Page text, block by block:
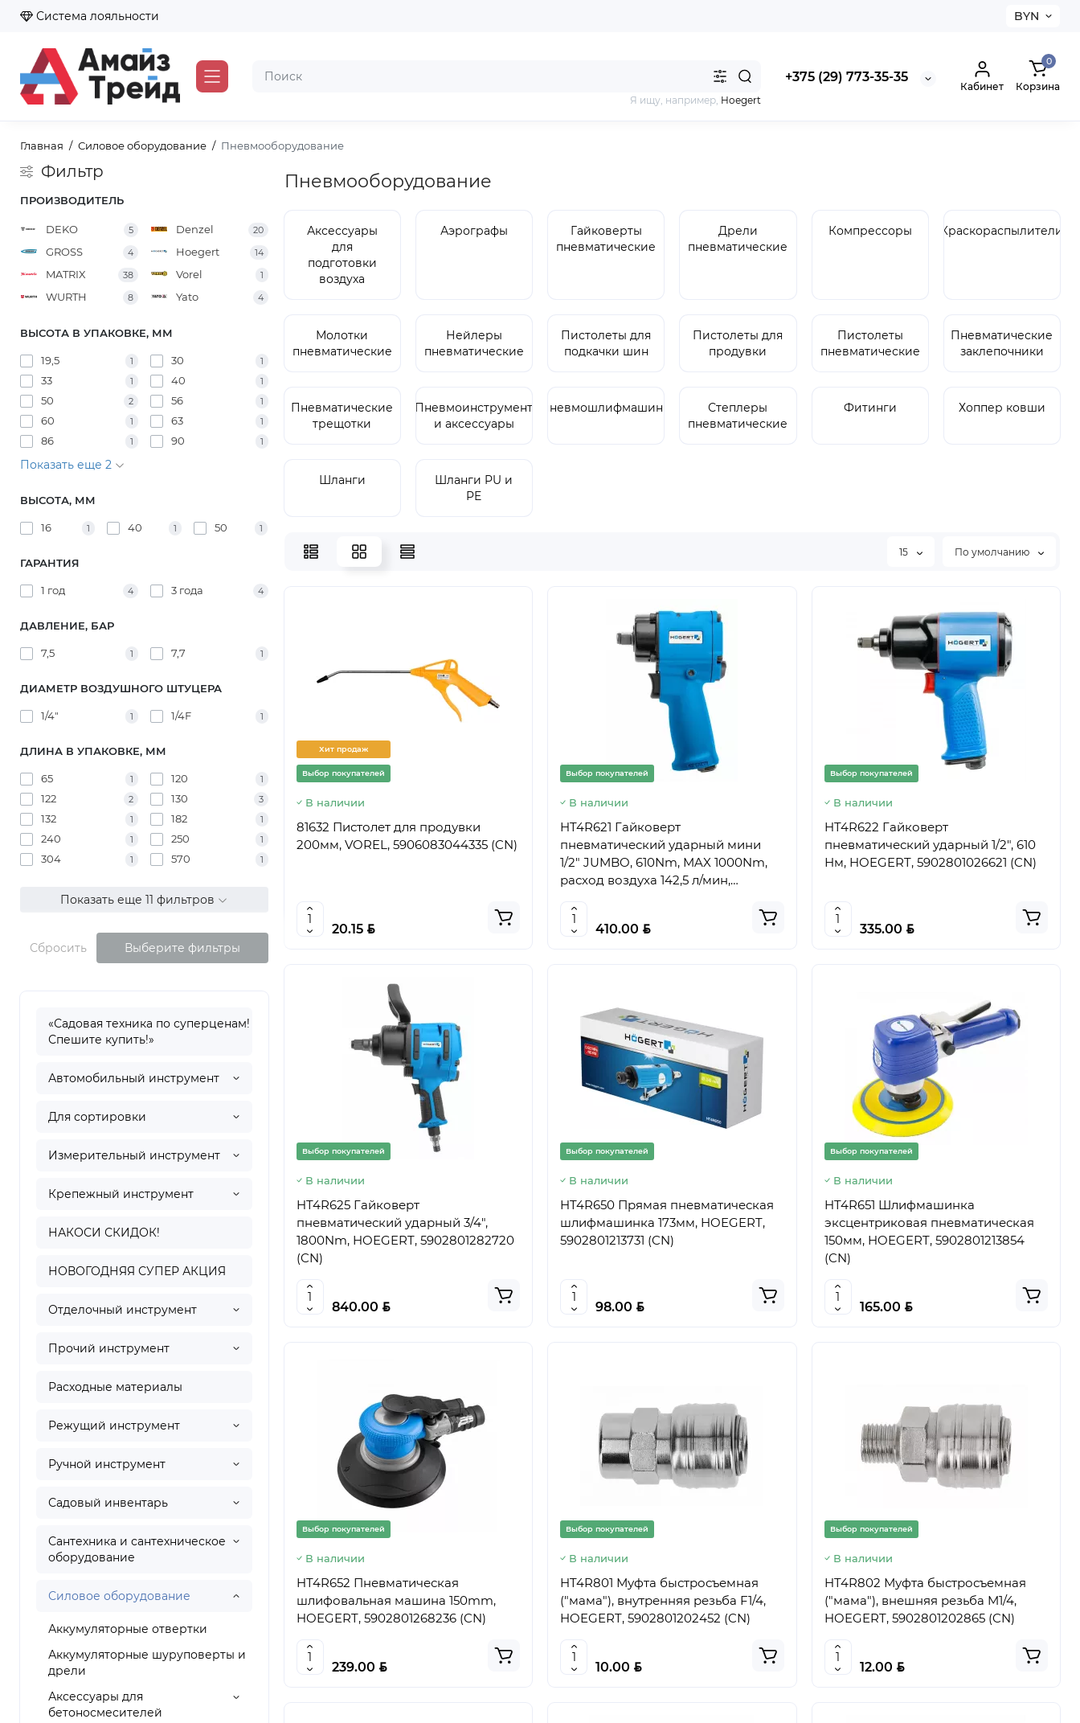
Система лояльности BYN
+375 (29) 773-35-35
Я ищу, например, Hoegert
Кабинет
0
Корзина
Главная Силовое оборудование Пневмооборудование
Фильтр
ПРОИЗВОДИТЕЛЬ
DEKO 5 Denzel 20
GROSS 4 Hoegert 14
MATRIX 38 Vorel 1
WURTH 8 Yato 4
ВЫСОТА В УПАКОВКЕ, ММ
19,5 1 30 1
33 1 40 1
50 2 56 1
60 1 63 1
86 1 90 1
Показать еще 2
ВЫСОТА, ММ
16 1 40 1 50 1
ГАРАНТИЯ
1 год 4 3 года 4
ДАВЛЕНИЕ, БАР
7,5 1 7,7 1
ДИАМЕТР ВОЗДУШНОГО ШТУЦЕРА
1/4" 1 1/4F 1
ДЛИНА В УПАКОВКЕ, ММ
65 1 120 1
122 2 130 3
132 1 182 1
240 1 250 1
304 1 570 1
Показать еще 11 фильтров
Сбросить Выберите фильтры
«Садовая техника по суперценам!
Спешите купить!»
Автомобильный инструмент
Для сортировки
Измерительный инструмент
Крепежный инструмент
НАКОСИ СКИДОК!
НОВОГОДНЯЯ СУПЕР АКЦИЯ
Отделочный инструмент
Прочий инструмент
Расходные материалы
Режущий инструмент
Ручной инструмент
Садовый инвентарь
Сантехника и сантехническое
оборудование
Силовое оборудование
Аккумуляторные отвертки
Аккумуляторные шуруповерты и
дрели
Аксессуары для
бетоносмесителей
Пневмооборудование
Аксессуары
для
подготовки
воздуха
Аэрографы
Гайковерты
пневматические
Дрели
пневматические
Компрессоры Краскораспылители
Молотки
пневматические
Нейлеры
пневматические
Пистолеты для
подкачки шин
Пистолеты для
продувки
Пистолеты
пневматические
Пневматические
заклепочники
Пневматические
трещотки
Пневмоинструмент
и аксессуары
Пневмошлифмашины
Степлеры
пневматические
Фитинги Хоппер ковши
Шланги
Шланги PU и
PE
15 По умолчанию
Хит продаж
Выбор покупателей
В наличии
81632 Пистолет для продувки
200мм, VOREL, 5906083044335 (CN)
20.15 BYN
Выбор покупателей
В наличии
HT4R621 Гайковерт
пневматический ударный мини
1/2" JUMBO, 610Nm, MAX 1000Nm,
расход воздуха 142,5 л/мин,
410.00 BYN
Выбор покупателей
В наличии
HT4R622 Гайковерт
пневматический ударный 1/2", 610
Нм, HOEGERT, 5902801026621 (CN)
335.00 BYN
Выбор покупателей
В наличии
HT4R625 Гайковерт
пневматический ударный 3/4",
1800Nm, HOEGERT, 5902801282720
(CN)
840.00 BYN
Выбор покупателей
В наличии
HT4R650 Прямая пневматическая
шлифмашинка 173мм, HOEGERT,
5902801213731 (CN)
98.00 BYN
Выбор покупателей
В наличии
HT4R651 Шлифмашинка
эксцентриковая пневматическая
150мм, HOEGERT, 5902801213854
(CN)
165.00 BYN
Выбор покупателей
В наличии
HT4R652 Пневматическая
шлифовальная машина 150mm,
HOEGERT, 5902801268236 (CN)
239.00 BYN
Выбор покупателей
В наличии
HT4R801 Муфта быстросъемная
("мама"), внутренняя резьба F1/4,
HOEGERT, 5902801202452 (CN)
10.00 BYN
Выбор покупателей
В наличии
HT4R802 Муфта быстросъемная
("мама"), внешняя резьба M1/4,
HOEGERT, 5902801202865 (CN)
12.00 BYN